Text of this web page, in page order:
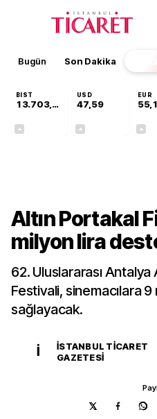
Bugün Son Dakika
BIST
13.703,13
USD
47,59
EUR
Altın Portakal
milyon lira
62. Uluslararası Antalya
Festivali, sinemacılara
sağlayacak.
İ
İSTANBUL TICARET
GAZETESI